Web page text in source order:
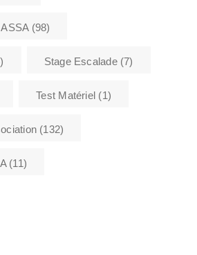
(98)
Stage Escalade(7)
Test Matériel (1)
(132)
(11)